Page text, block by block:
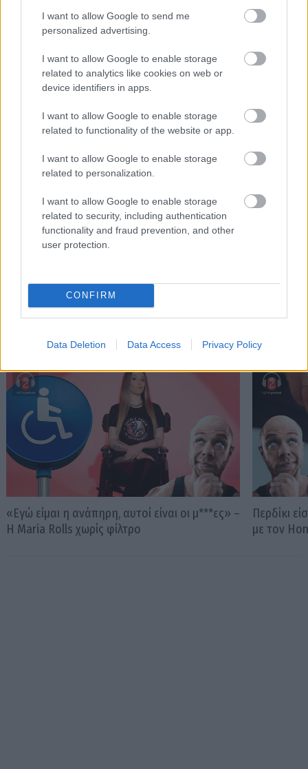
I want to allow Google to send me
personalized advertising.
I want to allow Google to enable storage
related to analytics like cookies on web or
device identifiers in apps.
I want to allow Google to enable storage
related to functionality of the website or app.
I want to allow Google to enable storage
related to personalization.
I want to allow Google to enable storage
related to security, including authentication
functionality and fraud prevention, and other
user protection.
CONFIRM
Data Deletion Data Access Privacy Policy
Διαβάστε επίσης
Αυτά είναι τα 4 ζώδια που δεν θέλουν
δέσμευση
PODCASTS
«Εγώ είμαι η ανάπηρη, αυτοί είναι οι μ***ες» –
Η Maria Rolls χωρίς φίλτρο
Περδίκι
με τον